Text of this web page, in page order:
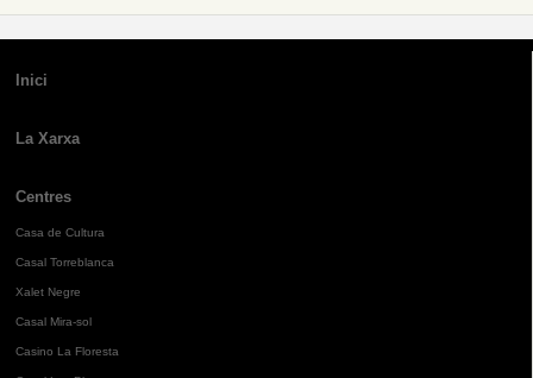
Inici
La Xarxa
Centres
Casa de Cultura
Casal Torreblanca
Xalet Negre
Casal Mira-sol
Casino La Floresta